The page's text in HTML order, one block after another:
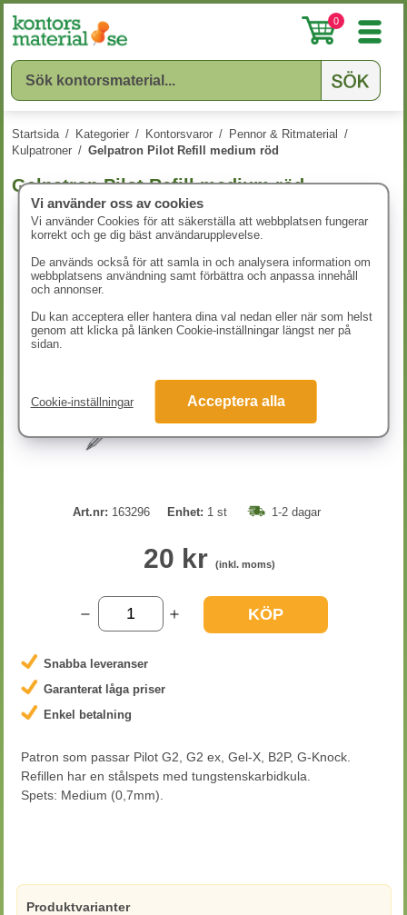
0
Startsida / Kategorier / Kontorsvaror / Pennor & Ritmaterial /
Kulpatroner / Gelpatron Pilot Refill medium röd
Gelpatron Pilot Refill medium röd
Art.nr: 163296 Enhet: 1 st 1-2 dagar
20 kr (inkl. moms)
KÖP
Snabba leveranser
Garanterat låga priser
Enkel betalning
Patron som passar Pilot G2, G2 ex, Gel-X, B2P, G-Knock.
Refillen har en stålspets med tungstenskarbidkula.
Spets: Medium (0,7mm).
Produktvarianter
Vi använder oss av cookies
Vi använder Cookies för att säkerställa att webbplatsen fungerar
korrekt och ge dig bäst användarupplevelse.
De används också för att samla in och analysera information om
webbplatsens användning samt förbättra och anpassa innehåll
och annonser.
Du kan acceptera eller hantera dina val nedan eller när som helst
genom att klicka på länken Cookie-inställningar längst ner på
sidan.
Cookie-inställningar Acceptera alla